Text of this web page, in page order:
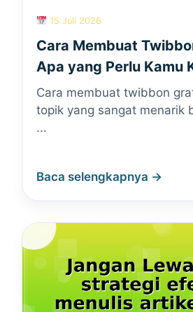
15 Juli 2026
Cara Membuat
Apa yang Perlu Kamu
Cara membuat twibbon
topik yang sangat menarik
...
Baca selengkapnya →